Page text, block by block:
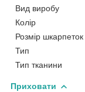
Вид виробу
Колір
Розмір шкарпеток
Тип
Тип тканини
Приховати